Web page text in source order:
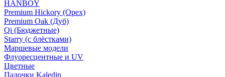
HANBOY
Premium Hickory (Орех)
Premium Oak (Дуб)
Qi (Бюджетные)
Starry (с блёстками)
Маршевые модели
Флуоресцентные и UV
Цветные
Палочки Kaledin